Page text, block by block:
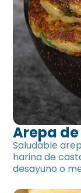
Arepa
Saludable
harina de
desayuno o